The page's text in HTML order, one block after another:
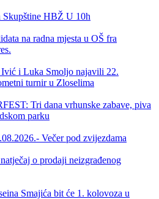
Skupštine HBŽ U 10h
na radna mjesta u OŠ fra
i Luka Smoljo najavili 22.
turnir u Zloselima
Tri dana vrhunske zabave, piva
parku
Večer pod zvijezdama
o prodaji neizgrađenog
Smajića bit će 1. kolovoza u